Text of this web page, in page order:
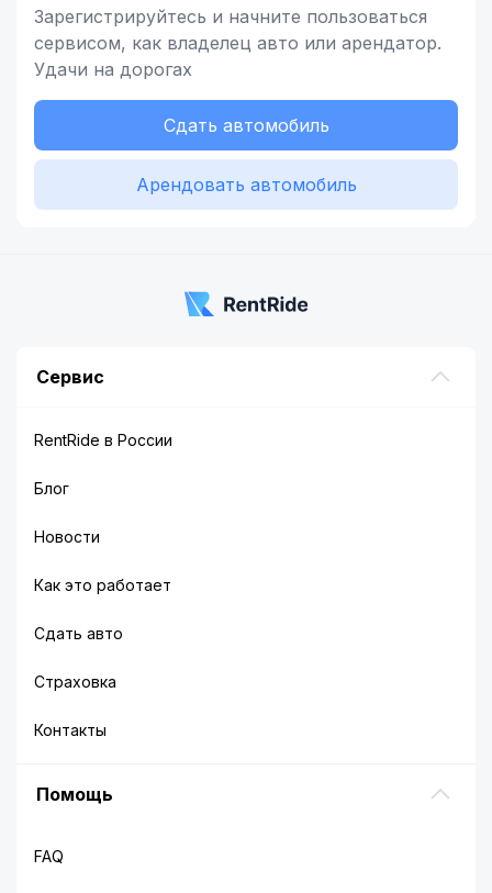
Зарегистрируйтесь и начните пользоваться
сервисом, как владелец авто или арендатор.
Удачи на дорогах
Сдать автомобиль
Арендовать автомобиль
Сервис
RentRide в России
Блог
Новости
Как это работает
Сдать авто
Страховка
Контакты
Помощь
FAQ